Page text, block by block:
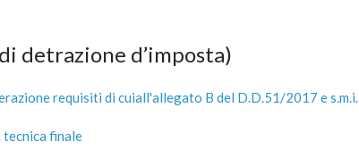
detrazione d’imposta)
requisiti di cuiall'allegato B del D.D.51/2017 e s.m.i.
tecnica finale